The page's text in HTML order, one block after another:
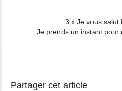
3 x Je vous salut
Je prends un instant
Partager cet article